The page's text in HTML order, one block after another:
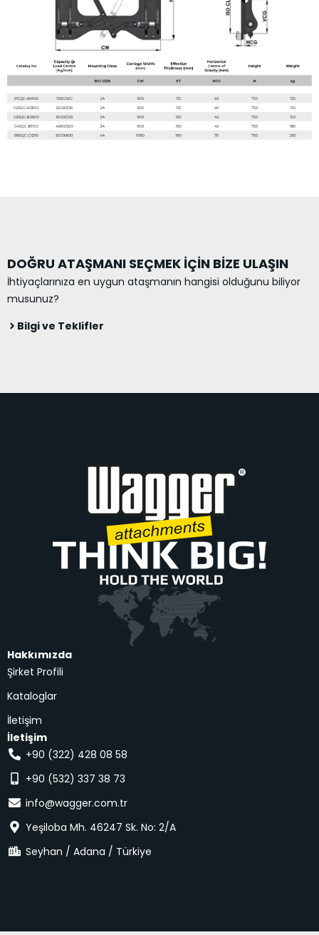
DOĞRU ATAŞMANI SEÇMEK İÇİN BİZE ULAŞIN
İhtiyaçlarınıza en uygun ataşmanın hangisi olduğunu biliyor
musunuz?
Bilgi ve Teklifler
İletişim
+90 (322) 428 08 58
+90 (532) 337 38 73
info@wagger.com.tr
Yeşiloba Mh. 46247 Sk. No: 2/A
Seyhan / Adana / Türkiye
Hakkımızda
Şirket Profili
Kataloglar
İletişim